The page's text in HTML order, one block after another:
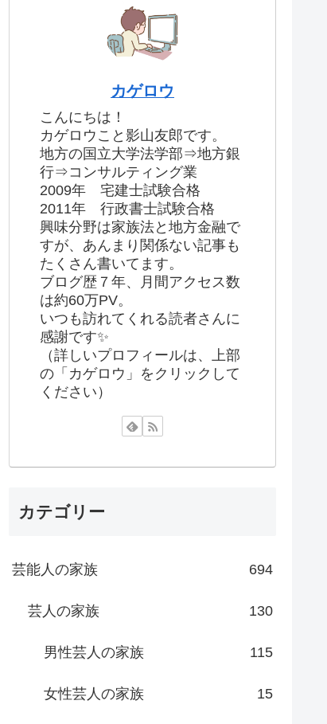
カゲロウ
こんにちは！
カゲロウこと影山友郎です。
地方の国立大学法学部⇒地方銀
行⇒コンサルティング業
2009年 宅建士試験合格
2011年 行政書士試験合格
興味分野は家族法と地方金融で
すが、あんまり関係ない記事も
たくさん書いてます。
ブログ歴７年、月間アクセス数
は約60万PV。
いつも訪れてくれる読者さんに
感謝です✨
（詳しいプロフィールは、上部
の「カゲロウ」をクリックして
ください）
カテゴリー
芸能人の家族 694
芸人の家族 130
男性芸人の家族 115
女性芸人の家族 15